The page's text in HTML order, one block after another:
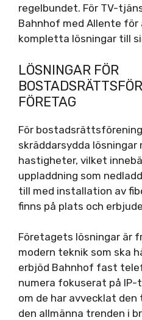
regelbundet. För TV-
Bahnhof med Allente
kompletta lösningar till
LÖSNINGAR FÖR
FÖRETAG
För
skräddarsydda lösningar
hastigheter, vilket
uppladdning som
till med installation av
finns på plats och
Företagets lösningar är
modern teknik som ska
erbjöd Bahnhof fast
numera fokuserat på IP-
om de har avvecklat
den allmänna trenden i